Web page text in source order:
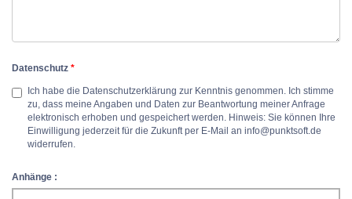
Datenschutz *
Ich habe die Datenschutzerklärung zur Kenntnis genommen. Ich stimme
zu, dass meine Angaben und Daten zur Beantwortung meiner Anfrage
elektronisch erhoben und gespeichert werden. Hinweis: Sie können Ihre
Einwilligung jederzeit für die Zukunft per E-Mail an info@punktsoft.de
widerrufen.
Anhänge :